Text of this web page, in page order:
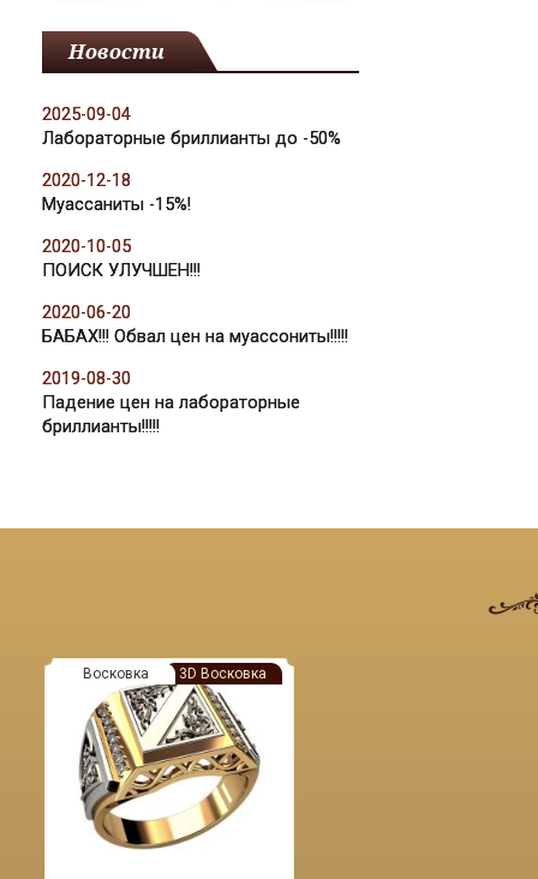
Новости
2025-09-04
Лабораторные бриллианты до -50%
2020-12-18
Муассаниты -15%!
2020-10-05
ПОИСК УЛУЧШЕН!!!
2020-06-20
БАБАХ!!! Обвал цен на муассониты!!!!!
2019-08-30
Падение цен на лабораторные
бриллианты!!!!!
Восковка 3D Восковка